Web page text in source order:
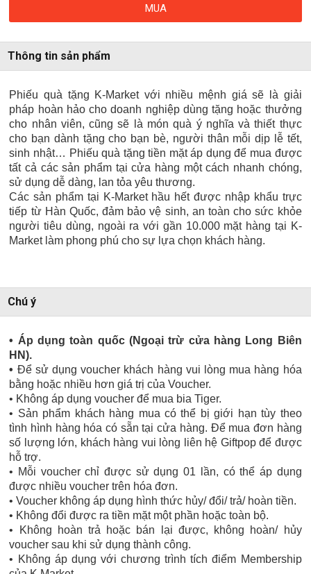
MUA
Thông tin sản phẩm
Phiếu quà tặng K-Market với nhiều mệnh giá sẽ là giải
pháp hoàn hảo cho doanh nghiệp dùng tặng hoặc thưởng
cho nhân viên, cũng sẽ là món quà ý nghĩa và thiết thực
cho bạn dành tặng cho bạn bè, người thân mỗi dịp lễ tết,
sinh nhật… Phiếu quà tặng tiền mặt áp dụng để mua được
tất cả các sản phẩm tại cửa hàng một cách nhanh chóng,
sử dụng dễ dàng, lan tỏa yêu thương.
Các sản phẩm tại K-Market hầu hết được nhập khẩu trực
tiếp từ Hàn Quốc, đảm bảo vệ sinh, an toàn cho sức khỏe
người tiêu dùng, ngoài ra với gần 10.000 mặt hàng tại K-
Market làm phong phú cho sự lựa chọn khách hàng.
Chú ý
• Áp dụng toàn quốc (Ngoại trừ cửa hàng Long Biên
HN).
• Để sử dụng voucher khách hàng vui lòng mua hàng hóa
bằng hoặc nhiều hơn giá trị của Voucher.
• Không áp dụng voucher để mua bia Tiger.
• Sản phẩm khách hàng mua có thể bị giới hạn tùy theo
tình hình hàng hóa có sẵn tại cửa hàng. Để mua đơn hàng
số lượng lớn, khách hàng vui lòng liên hệ Giftpop để được
hỗ trợ.
• Mỗi voucher chỉ được sử dụng 01 lần, có thể áp dụng
được nhiều voucher trên hóa đơn.
• Voucher không áp dụng hình thức hủy/ đổi/ trả/ hoàn tiền.
• Không đổi được ra tiền mặt một phần hoặc toàn bộ.
• Không hoàn trả hoặc bán lại được, không hoàn/ hủy
voucher sau khi sử dụng thành công.
• Không áp dụng với chương trình tích điểm Membership